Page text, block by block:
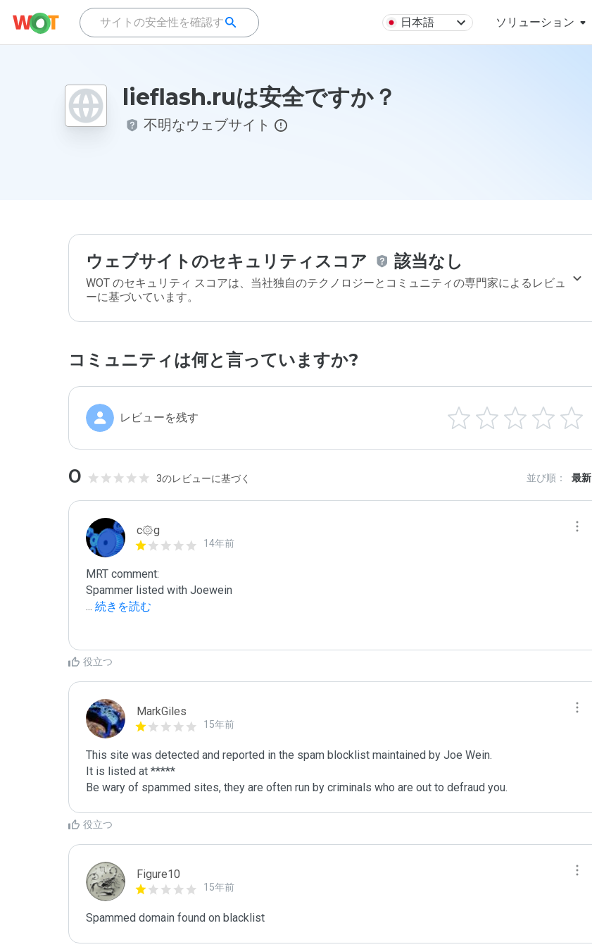
日本語 ソリューション
lieflash.ruは安全ですか？
不明なウェブサイト
ウェブサイトのセキュリティスコア 該当なし
WOT のセキュリティ スコアは、当社独自のテクノロジーとコミュニティの専門家によるレビュ
ーに基づいています。
コミュニティは何と言っていますか?
レビューを残す
0 3のレビューに基づく 並び順： 最新
c۞g
14年前
MRT comment:
... 続きを読む
役立つ
MarkGiles
15年前
This site was detected and reported in the spam blocklist maintained by Joe Wein.
It is listed at *****
Be wary of spammed sites, they are often run by criminals who are out to defraud you.
役立つ
Figure10
15年前
Spammed domain found on blacklist